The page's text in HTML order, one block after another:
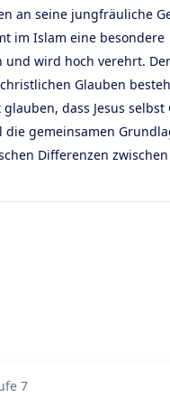
an seine jungfräuliche
im Islam eine besondere
und wird hoch verehrt. Der
Glauben
dass Jesus selbst
gemeinsamen
Differenzen zwischen
7